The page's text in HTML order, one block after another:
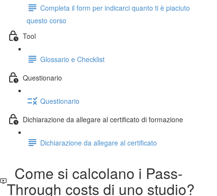
Completa il form per indicarci quanto ti è piaciuto
questo corso
Tool
Glossario e Checklist
Questionario
Questionario
Dichiarazione da allegare al certificato di formazione
Dichiarazione da allegare al certificato
Come si calcolano i Pass-
Through costs di uno studio?